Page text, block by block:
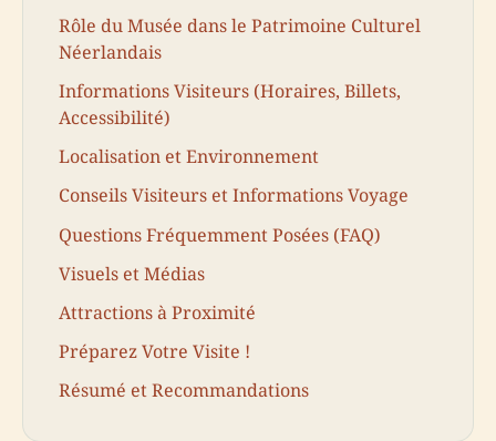
Rôle du Musée dans le Patrimoine Culturel
Néerlandais
Informations Visiteurs (Horaires, Billets,
Accessibilité)
Localisation et Environnement
Conseils Visiteurs et Informations Voyage
Questions Fréquemment Posées (FAQ)
Visuels et Médias
Attractions à Proximité
Préparez Votre Visite !
Résumé et Recommandations